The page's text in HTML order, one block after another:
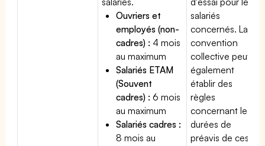
Ouvriers et
employés (non-
cadres) : 4 mois
au maximum
Salariés ETAM
(Souvent
cadres) : 6 mois
au maximum
Salariés cadres :
8 mois au
salariés
concernés. La
convention
collective peut
également
établir des
règles
concernant les
durées de
préavis de ces